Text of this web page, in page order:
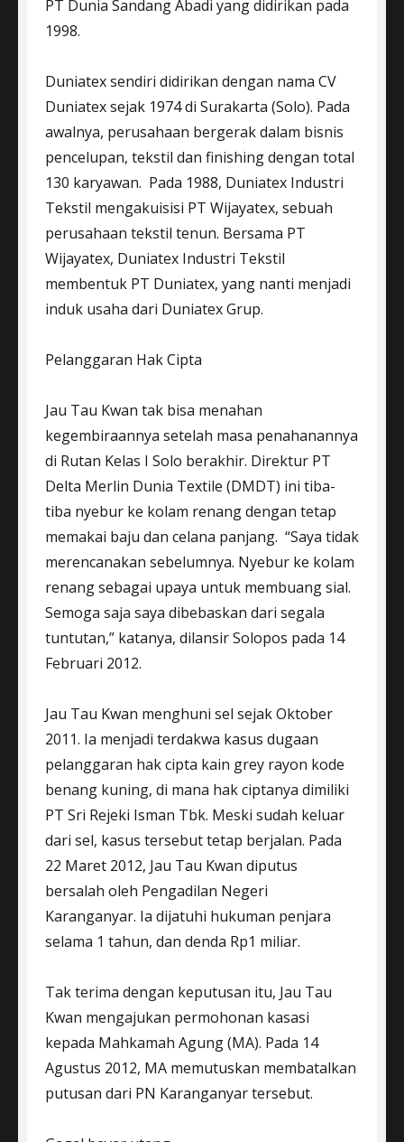
PT Dunia Sandang Abadi yang didirikan pada
1998.
Duniatex sendiri didirikan dengan nama CV
Duniatex sejak 1974 di Surakarta (Solo). Pada
awalnya, perusahaan bergerak dalam bisnis
pencelupan, tekstil dan finishing dengan total
130 karyawan. Pada 1988, Duniatex Industri
Tekstil mengakuisisi PT Wijayatex, sebuah
perusahaan tekstil tenun. Bersama PT
Wijayatex, Duniatex Industri Tekstil
membentuk PT Duniatex, yang nanti menjadi
induk usaha dari Duniatex Grup.
Pelanggaran Hak Cipta
Jau Tau Kwan tak bisa menahan
kegembiraannya setelah masa penahanannya
di Rutan Kelas I Solo berakhir. Direktur PT
Delta Merlin Dunia Textile (DMDT) ini tiba-
tiba nyebur ke kolam renang dengan tetap
memakai baju dan celana panjang. “Saya tidak
merencanakan sebelumnya. Nyebur ke kolam
renang sebagai upaya untuk membuang sial.
Semoga saja saya dibebaskan dari segala
tuntutan,” katanya, dilansir Solopos pada 14
Februari 2012.
Jau Tau Kwan menghuni sel sejak Oktober
2011. Ia menjadi terdakwa kasus dugaan
pelanggaran hak cipta kain grey rayon kode
benang kuning, di mana hak ciptanya dimiliki
PT Sri Rejeki Isman Tbk. Meski sudah keluar
dari sel, kasus tersebut tetap berjalan. Pada
22 Maret 2012, Jau Tau Kwan diputus
bersalah oleh Pengadilan Negeri
Karanganyar. Ia dijatuhi hukuman penjara
selama 1 tahun, dan denda Rp1 miliar.
Tak terima dengan keputusan itu, Jau Tau
Kwan mengajukan permohonan kasasi
kepada Mahkamah Agung (MA). Pada 14
Agustus 2012, MA memutuskan membatalkan
putusan dari PN Karanganyar tersebut.